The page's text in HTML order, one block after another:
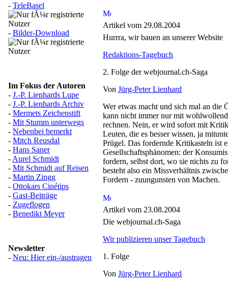
- TeleBasel
- Bilder-Download
Im Fokus der Autoren
- J.-P. Lienhards Lupe
- J.-P. Lienhards Archiv
- Mermets Zeichenstift
- Mit Stumm unterwegs
- Nebenbei bemerkt
- Mitch Reusdal
- Hans Saner
- Aurel Schmidt
- Mit Schmidt auf Reisen
- Martin Zingg
- Ottokars Cinétips
- Gast-Beiträge
- Zugeflogen
- Benedikt Meyer
Newsletter
- Neu: Hier ein-/austragen
Artikel vom 29.08.2004
Hurrra, wir bauen an unserer Website
Redaktions-Tagebuch
2. Folge der webjournal.ch-Saga
Von Jürg-Peter Lienhard
Wer etwas macht und sich mal an die
kann nicht immer nur mit
rechnen. Nein, er wird sofort mit
Leuten, die es besser wissen, ja
Prügel. Das fordernde Kritikasteln ist
Gesellschaftsphänomen: der
fordern, selbst dort, wo sie nichts zu
besteht also ein Missverhältnis
Fordern - zuungunsten von Machen.
Artikel vom 23.08.2004
Die webjournal.ch-Saga
Wir publizieren unser Tagebuch
1. Folge
Von Jürg-Peter Lienhard